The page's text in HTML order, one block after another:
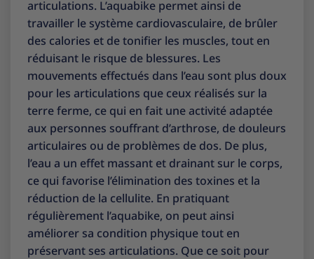
articulations. L’aquabike permet ainsi de
travailler le système cardiovasculaire, de brûler
des calories et de tonifier les muscles, tout en
réduisant le risque de blessures. Les
mouvements effectués dans l’eau sont plus doux
pour les articulations que ceux réalisés sur la
terre ferme, ce qui en fait une activité adaptée
aux personnes souffrant d’arthrose, de douleurs
articulaires ou de problèmes de dos. De plus,
l’eau a un effet massant et drainant sur le corps,
ce qui favorise l’élimination des toxines et la
réduction de la cellulite. En pratiquant
régulièrement l’aquabike, on peut ainsi
améliorer sa condition physique tout en
préservant ses articulations. Que ce soit pour